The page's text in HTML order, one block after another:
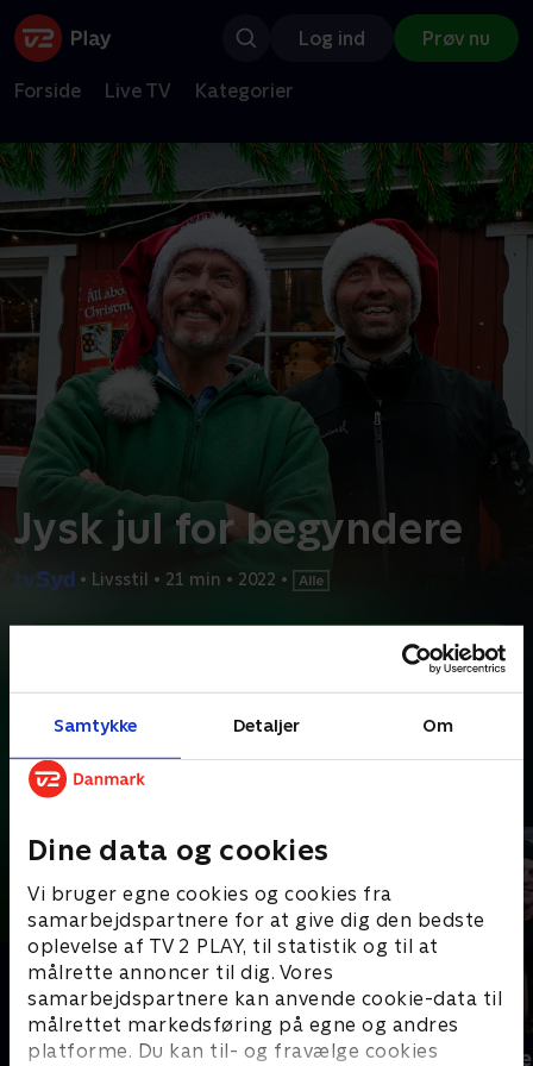
Samtykke Detaljer Om
Dine data og cookies
Vi bruger egne cookies og cookies fra
samarbejdspartnere for at give dig den bedste
oplevelse af TV 2 PLAY, til statistik og til at
målrette annoncer til dig. Vores
samarbejdspartnere kan anvende cookie-data til
målrettet markedsføring på egne og andres
platforme. Du kan til- og fravælge cookies
Log ind Prøv nu
Forside Live TV Kategorier
Jysk jul for begyndere
• Livsstil • 21 min • 2022 •
Thomas Hartmann med på rundtur og giver ham
Læs mere
*Kræver pakken Basis. Administrer dit abonnement på Mit TV 2.
Andre så også
Julelys for millioner